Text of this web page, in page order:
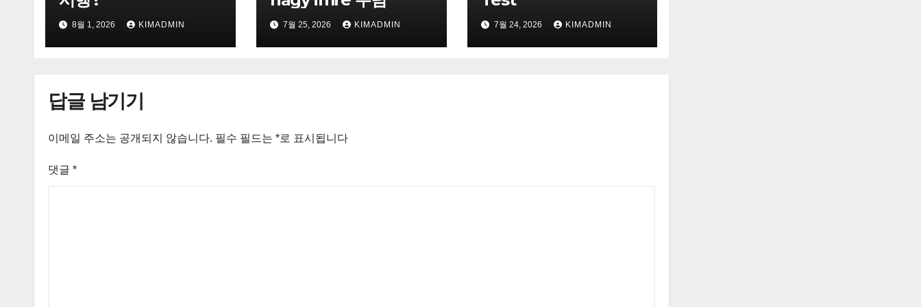
8월 1, 2026 KIMADMIN 7월 25, 2026 KIMADMIN 7월 24, 2026 KIMADMIN
답글 남기기
이메일 주소는 공개되지 않습니다. 필수 필드는 *로 표시됩니다
댓글 *